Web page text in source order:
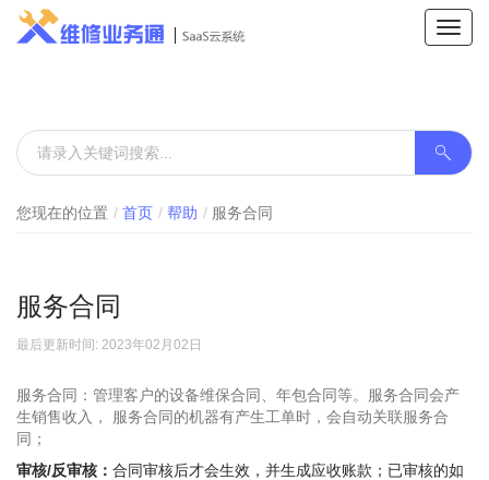
您现在的位置 首页 帮助 服务合同
服务合同
最后更新时间: 2023年02月02日
服务合同：管理客户的设备维保合同、年包合同等。服务合同会产
生销售收入， 服务合同的机器有产生工单时，会自动关联服务合
同；
审核/反审核： 合同审核后才会生效，并生成应收账款；已审核的如